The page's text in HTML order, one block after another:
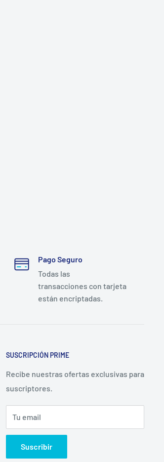
Pago Seguro
Todas las
transacciones con tarjeta
están encriptadas.
SUSCRIPCIÓN PRIME
Recibe nuestras ofertas exclusivas para
suscriptores.
Tu email
Suscribir